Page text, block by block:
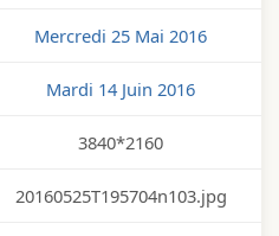
Mercredi 25 Mai 2016
Mardi 14 Juin 2016
3840*2160
20160525T195704n103.jpg